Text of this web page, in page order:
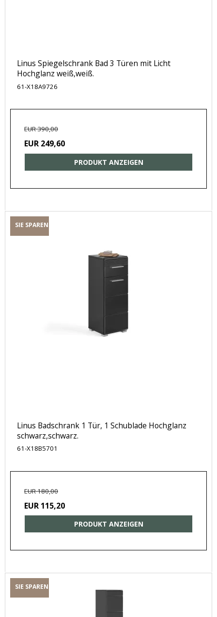
Linus Spiegelschrank Bad 3 Türen mit Licht
Hochglanz weiß,weiß.
61-X18A9726
EUR 390,00
EUR 249,60
PRODUKT ANZEIGEN
SIE SPAREN
Linus Badschrank 1 Tür, 1 Schublade Hochglanz
schwarz,schwarz.
61-X18B5701
EUR 180,00
EUR 115,20
PRODUKT ANZEIGEN
SIE SPAREN